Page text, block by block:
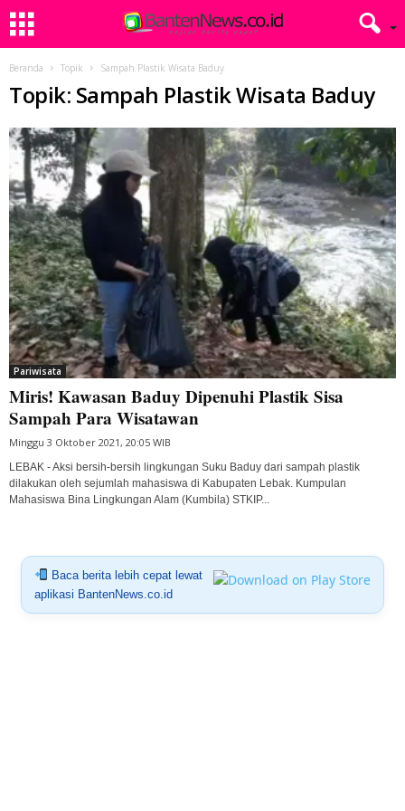
Beranda Topik Sampah Plastik Wisata Baduy
Topik: Sampah Plastik Wisata Baduy
Pariwisata
Miris! Kawasan Baduy Dipenuhi Plastik Sisa
Sampah Para Wisatawan
Minggu 3 Oktober 2021, 20:05 WIB
LEBAK - Aksi bersih-bersih lingkungan Suku Baduy dari sampah plastik
dilakukan oleh sejumlah mahasiswa di Kabupaten Lebak. Kumpulan
Mahasiswa Bina Lingkungan Alam (Kumbila) STKIP...
Baca berita lebih cepat lewat
aplikasi BantenNews.co.id